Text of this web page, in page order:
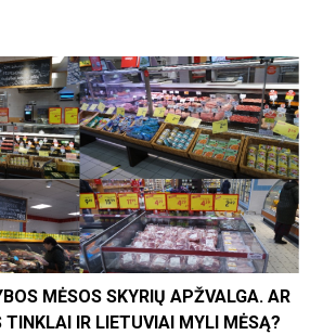
MĖSOS SKYRIŲ APŽVALGA. AR
TINKLAI IR LIETUVIAI MYLI MĖSĄ?